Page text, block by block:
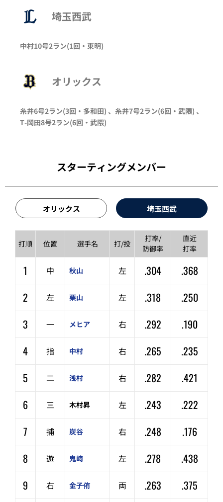
埼玉西武
中村10号2ラン(1回・ 東明)
オリックス
糸井6号2ラン(3回・ 多和田) 、 糸井7号2ラン(6回・ 武隈) 、
T-岡田8号2ラン(6回・ 武隈)
スターティングメンバー
オリックス 埼玉西武
打順 位置 選手名 打/投
打率/
防御率
直近
打率
1 中 秋山 左 .304
.368
2
左 栗山 左 .318
.250
3
一 メヒア 右 .292
.190
4
指 中村 右 .265
.235
5
二 浅村 右 .282
.421
6
三 木村昇 左 .243
.222
7
捕 炭谷 右 .248
.176
8
遊 鬼﨑 左 .278
.438
9
右 金子侑 両 .263 .375